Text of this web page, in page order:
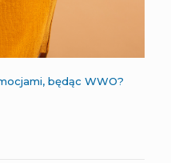
będąc WWO?